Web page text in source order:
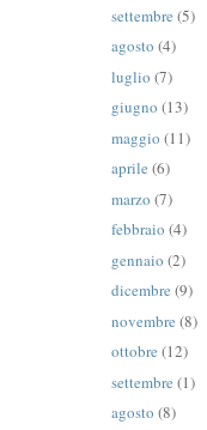
settembre (5)
agosto (4)
luglio (7)
giugno (13)
maggio (11)
aprile (6)
marzo (7)
febbraio (4)
gennaio (2)
dicembre (9)
novembre (8)
ottobre (12)
settembre (1)
agosto (8)